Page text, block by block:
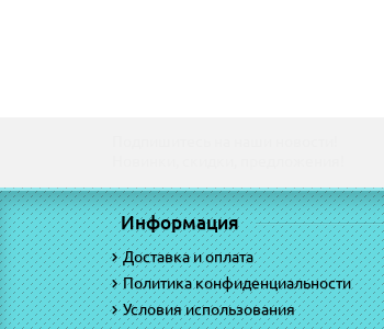
Информация
Доставка и оплата
Политика конфиденциальности
Условия использования